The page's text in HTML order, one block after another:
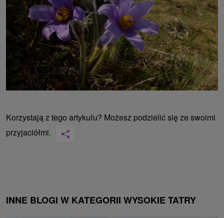
Korzystają z tego artykułu? Możesz podzielić się ze swoimi
przyjaciółmi.
INNE BLOGI W KATEGORII WYSOKIE TATRY